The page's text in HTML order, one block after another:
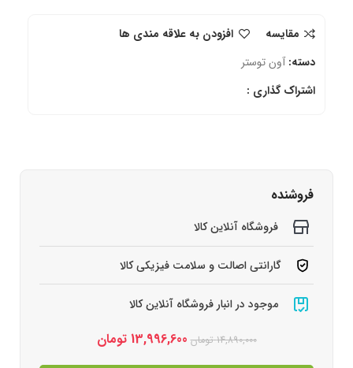
مقایسه
افزودن به علاقه مندی ها
دسته: آون توستر
اشتراک گذاری :
فروشنده
فروشگاه آنلاین کالا
گارانتی اصالت و سلامت فیزیکی کالا
موجود در انبار فروشگاه آنلاین کالا
14,890,000 تومان 13,996,600 تومان